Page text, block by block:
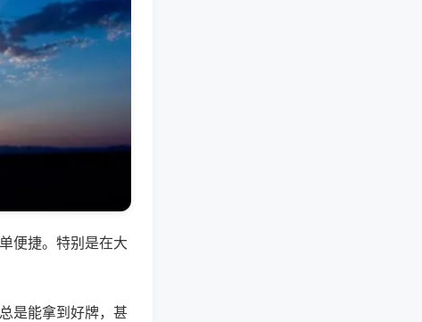
便捷。特别是在大
是能拿到好牌，甚